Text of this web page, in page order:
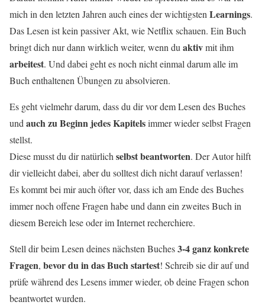
mich in den letzten Jahren auch eines der wichtigsten Learnings.
Das Lesen ist kein passiver Akt, wie Netflix schauen. Ein Buch
bringt dich nur dann wirklich weiter, wenn du aktivmit ihm
arbeitest. Und dabei geht es noch nicht einmal darum alle im
Buch enthaltenen Übungen zu absolvieren.
Es geht vielmehr darum, dass du dir vor dem Lesen des Buches
und auch zu Beginn jedes Kapitelsimmer wieder selbst Fragen
stellst.
Diese musst du dir natürlich selbst beantworten. Der Autor hilft
dir vielleicht dabei, aber du solltest dich nicht darauf verlassen!
Es kommt bei mir auch öfter vor, dass ich am Ende des Buches
immer noch offene Fragen habe und dann ein zweites Buch in
diesem Bereich lese oder im Internet recherchiere.
Stell dir beim Lesen deines nächsten Buches3-4 ganz konkrete
Fragen, bevor du in das Buch startest! Schreib sie dir auf und
prüfe während des Lesens immer wieder, ob deine Fragen schon
beantwortet wurden.